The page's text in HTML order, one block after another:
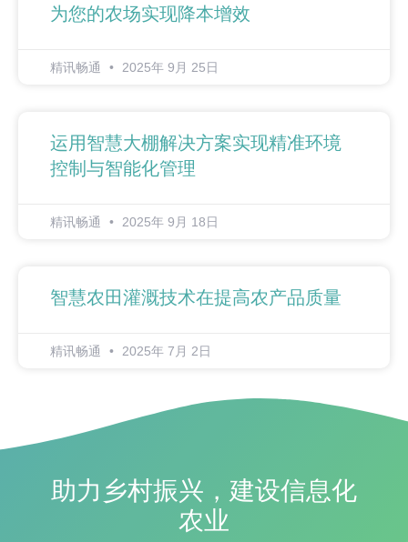
为您的农场实现降本增效
精讯畅通 2025年 9月 25日
运用智慧大棚解决方案实现精准环境
控制与智能化管理
精讯畅通 2025年 9月 18日
智慧农田灌溉技术在提高农产品质量
精讯畅通 2025年 7月 2日
助力乡村振兴，建设信息化
农业